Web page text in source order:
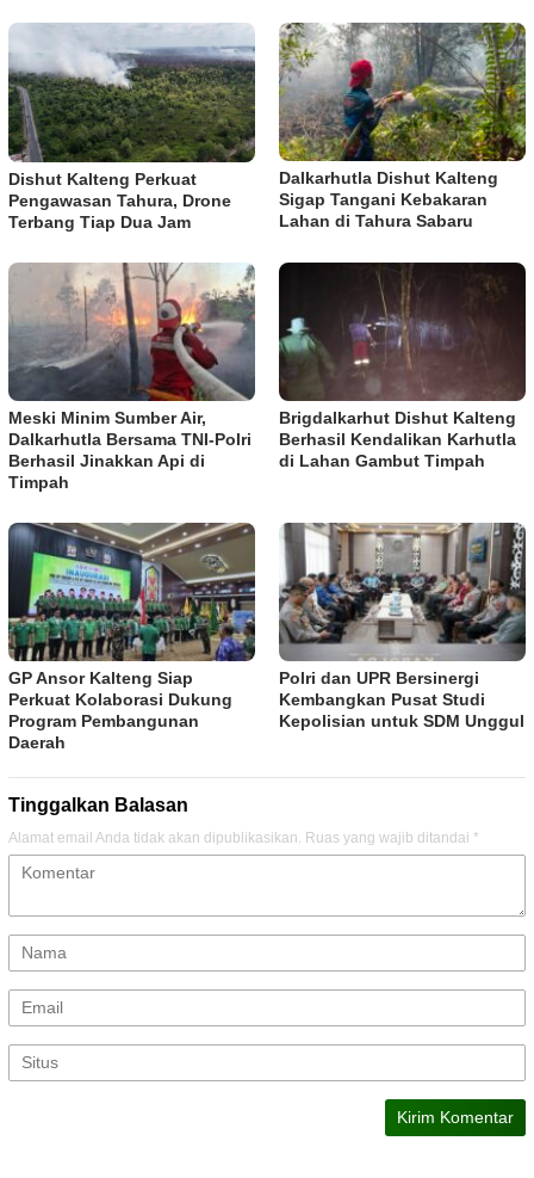
Dishut Kalteng Perkuat
Pengawasan Tahura, Drone
Terbang Tiap Dua Jam
Dalkarhutla Dishut Kalteng
Sigap Tangani Kebakaran
Lahan di Tahura Sabaru
Meski Minim Sumber Air,
Dalkarhutla Bersama TNI-Polri
Berhasil Jinakkan Api di
Timpah
Brigdalkarhut Dishut Kalteng
Berhasil Kendalikan Karhutla
di Lahan Gambut Timpah
GP Ansor Kalteng Siap
Perkuat Kolaborasi Dukung
Program Pembangunan
Daerah
Polri dan UPR Bersinergi
Kembangkan Pusat Studi
Kepolisian untuk SDM Unggul
Tinggalkan Balasan
Alamat email Anda tidak akan dipublikasikan. Ruas yang wajib ditandai *